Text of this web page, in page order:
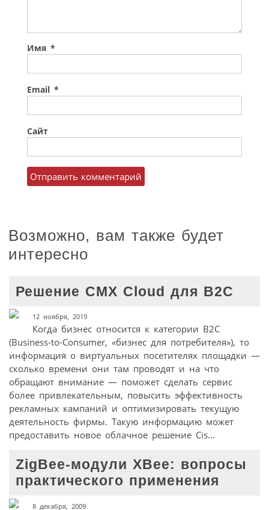
Имя *
Email *
Сайт
Возможно, вам также будет
интересно
Решение CMX Cloud для B2C
12 ноября, 2019
Когда бизнес относится к категории B2C
(Business-to-Consumer, «бизнес для потребителя»), то
информация о виртуальных посетителях площадки —
сколько времени они там проводят и на что
обращают внимание — поможет сделать сервис
более привлекательным, повысить эффективность
рекламных кампаний и оптимизировать текущую
деятельность фирмы. Такую информацию может
предоставить новое облачное решение Cis...
ZigBee-модули XBee: вопросы
практического применения
8 декабря, 2009